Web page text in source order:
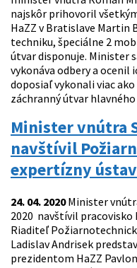
najskôr prihovoril
HaZZ v Bratislave Martin
techniku, špeciálne 2
útvar disponuje. Minister
vykonáva odbery a ocenil
doposiaľ vykonali viac ako
záchranný útvar
Minister vnútra
navštívil
expertízny
24. 04. 2020Minister
2020 navštívil pracovisko
Riaditeľ
Ladislav Andrisek
prezidentom HaZZ